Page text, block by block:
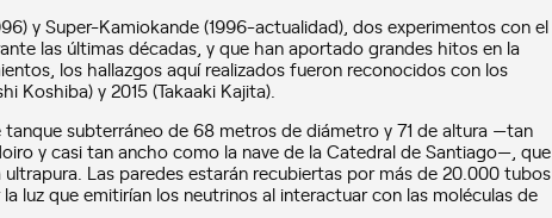
y Super-Kamiokande (1996-actualidad), dos experimentos con el
las últimas décadas, y que han aportado grandes hitos en la
los hallazgos aquí realizados fueron reconocidos con los
Koshiba) y 2015 (Takaaki Kajita).
subterráneo de 68 metros de diámetro y 71 de altura —tan
y casi tan ancho como la nave de la Catedral de Santiago—, que
Las paredes estarán recubiertas por más de 20.000 tubos
luz que emitirían los neutrinos al interactuar con las moléculas de